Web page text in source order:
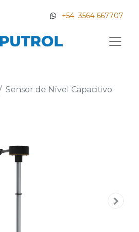
+54 3564 667707
Sensor de Nível Capacitivo